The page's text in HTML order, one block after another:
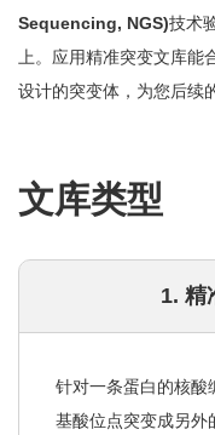
Sequencing, NGS)技术
上。应用精准突变文库
设计的突变体，为您后续
文库类型
1. 精
针对一条蛋白的核酸
基酸位点突变成另外